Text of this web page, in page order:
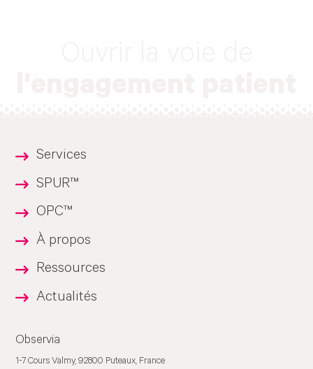
Services
SPUR™
OPC™
À propos
Ressources
Actualités
Observia
1-7 Cours Valmy, 92800 Puteaux, France